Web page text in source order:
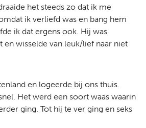
het steeds zo dat ik me
ik verliefd was en bang hem
ik dat ergens ook. Hij was
en wisselde van leuk/lief naar niet
en logeerde bij ons thuis.
Het werd een soort waas waarin
ging. Tot hij te ver ging en seks